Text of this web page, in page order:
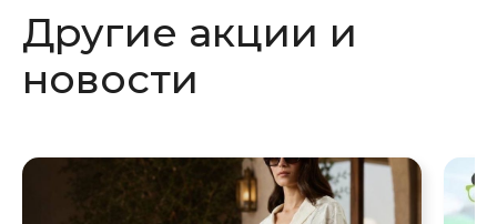
окне окне
Другие акции и
новости